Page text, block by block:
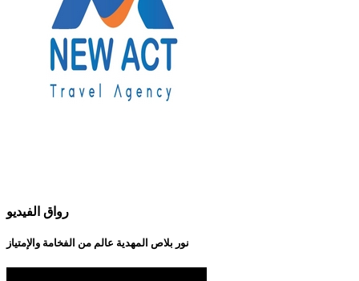
رواق الفيديو
نور بلاص المهدية عالم من الفخامة والإمتياز